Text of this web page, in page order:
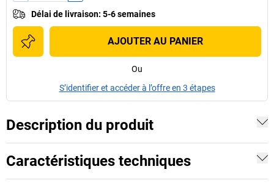
Délai de livraison: 5-6 semaines
AJOUTER AU PANIER
Ou
S’identifier et accéder à l’offre en 3 étapes
Description du produit
Caractéristiques techniques